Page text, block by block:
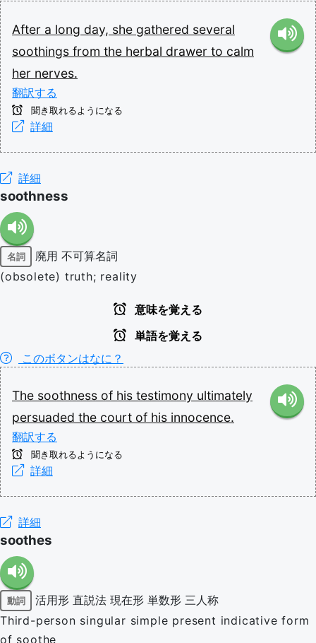
After a long day, she gathered several
soothings from the herbal drawer to calm
her nerves.
翻訳する
聞き取れるようになる
詳細
詳細
soothness
名詞 廃用 不可算名詞
(obsolete) truth; reality
意味を覚える
単語を覚える
このボタンはなに？
The soothness of his testimony ultimately
persuaded the court of his innocence.
翻訳する
聞き取れるようになる
詳細
詳細
soothes
動詞 活用形 直説法 現在形 単数形 三人称
Third-person singular simple present indicative form
of soothe